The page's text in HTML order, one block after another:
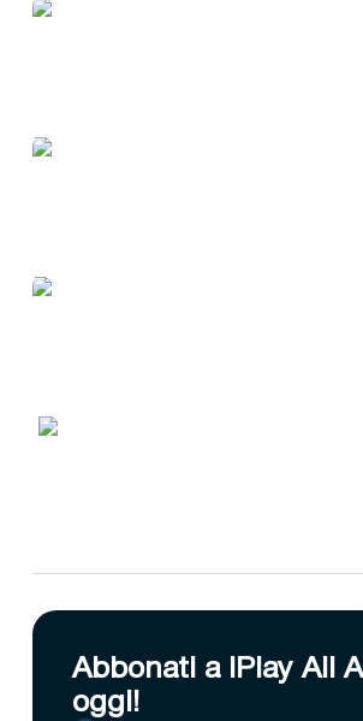
Abbonati a IPlay All
oggi!